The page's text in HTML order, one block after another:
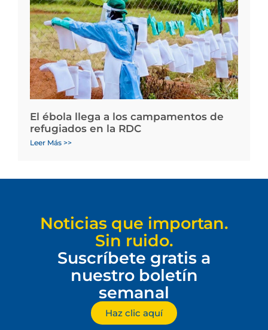
El ébola llega a los campamentos de
refugiados en la RDC
Leer Más >>
Noticias que importan.
Sin ruido.
Suscríbete gratis a
nuestro boletín
semanal
Haz clic aquí